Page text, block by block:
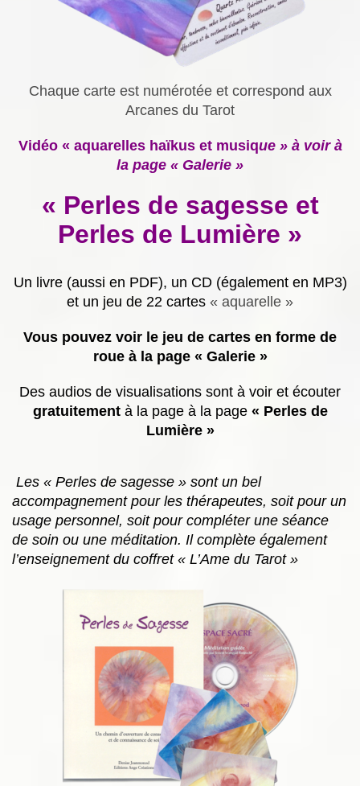
Chaque carte est numérotée et correspond aux
Arcanes du Tarot
Vidéo « aquarelles haïkus et musique » à voir à
la page « Galerie »
« Perles de sagesse et
Perles de Lumière »
Un livre (aussi en PDF), un CD (également en MP3)
et un jeu de 22 cartes « aquarelle »
Vous pouvez voir le jeu de cartes en forme de
roue à la page « Galerie »
Des audios de visualisations sont à voir et écouter
gratuitement à la page à la page « Perles de
Lumière »
Les « Perles de sagesse » sont un bel
accompagnement pour les thérapeutes, soit pour un
usage personnel, soit pour compléter une séance
de soin ou une méditation. Il complète également
l’enseignement du coffret « L’Ame du Tarot »